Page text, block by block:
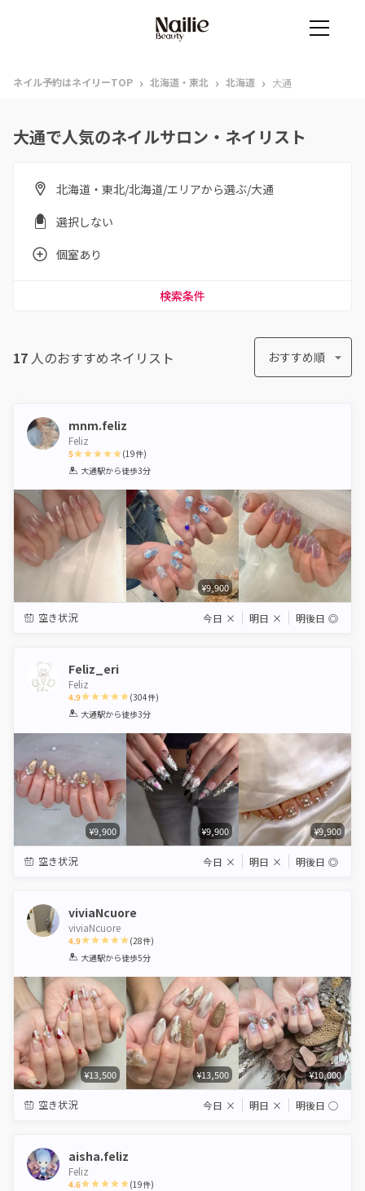
ネイル予約はネイリーTOP › 北海道・東北 › 北海道 › 大通
大通で人気のネイルサロン・ネイリスト
北海道・東北/北海道/エリアから選ぶ/大通
選択しない
個室あり
検索条件
17 人のおすすめネイリスト おすすめ順
mnm.feliz
Feliz
5
1 2 3 4 5
(19件)
大通駅から徒歩3分
¥9,900
空き状況 今日 × 明日 × 明後日 ◎
Feliz_eri
Feliz
4.9
1 2 3 4 5
(304件)
大通駅から徒歩3分
¥9,900 ¥9,900 ¥9,900
空き状況 今日 × 明日 × 明後日 ◎
viviaNcuore
viviaNcuore
4.9
1 2 3 4 5
(28件)
大通駅から徒歩5分
¥13,500 ¥13,500 ¥10,000
空き状況 今日 × 明日 × 明後日 ◯
aisha.feliz
Feliz
4.6 (19件)